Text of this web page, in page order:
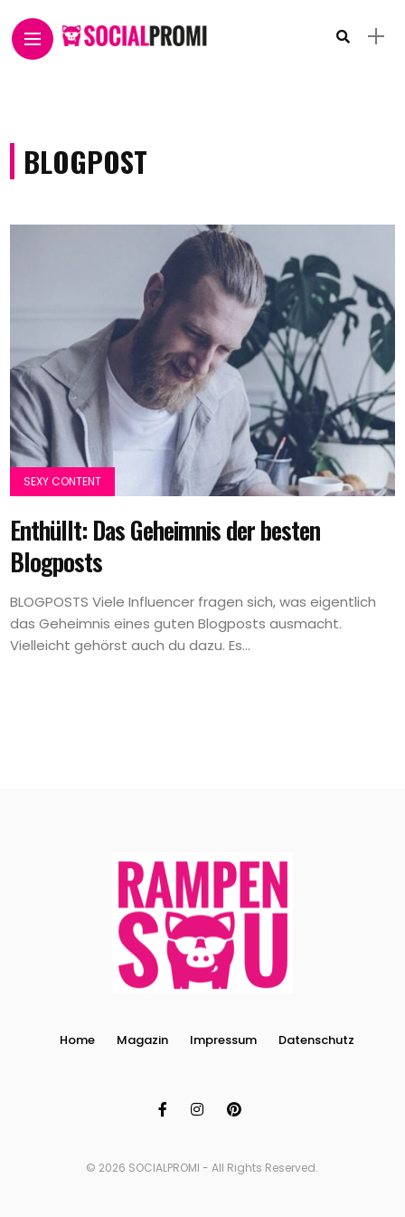
BLOGPOST
SEXY CONTENT
Enthüllt: Das Geheimnis der besten
Blogposts
BLOGPOSTS Viele Influencer fragen sich, was eigentlich
das Geheimnis eines guten Blogposts ausmacht.
Vielleicht gehörst auch du dazu. Es...
Home Magazin Impressum Datenschutz
© 2026 SOCIALPROMI - All Rights Reserved.